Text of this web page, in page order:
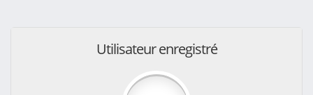
Utilisateur enregistré